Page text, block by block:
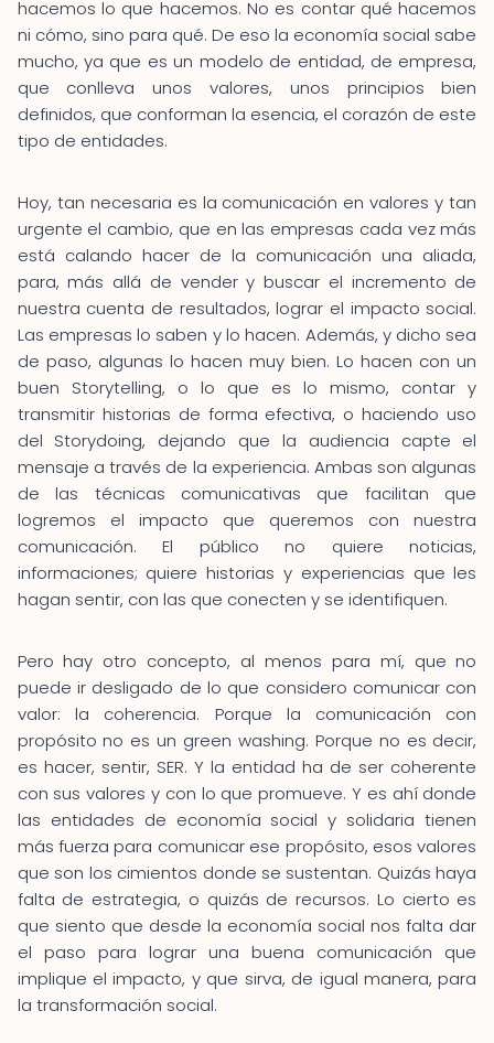
hacemos lo que hacemos. No es contar qué hacemos
ni cómo, sino para qué. De eso la economía social sabe
mucho, ya que es un modelo de entidad, de empresa,
que conlleva unos valores, unos principios bien
definidos, que conforman la esencia, el corazón de este
tipo de entidades.
Hoy, tan necesaria es la comunicación en valores y tan
urgente el cambio, que en las empresas cada vez más
está calando hacer de la comunicación una aliada,
para, más allá de vender y buscar el incremento de
nuestra cuenta de resultados, lograr el impacto social.
Las empresas lo saben y lo hacen. Además, y dicho sea
de paso, algunas lo hacen muy bien. Lo hacen con un
buen Storytelling, o lo que es lo mismo, contar y
transmitir historias de forma efectiva, o haciendo uso
del Storydoing, dejando que la audiencia capte el
mensaje a través de la experiencia. Ambas son algunas
de las técnicas comunicativas que facilitan que
logremos el impacto que queremos con nuestra
comunicación. El público no quiere noticias,
informaciones; quiere historias y experiencias que les
hagan sentir, con las que conecten y se identifiquen.
Pero hay otro concepto, al menos para mí, que no
puede ir desligado de lo que considero comunicar con
valor: la coherencia. Porque la comunicación con
propósito no es un green washing. Porque no es decir,
es hacer, sentir, SER. Y la entidad ha de ser coherente
con sus valores y con lo que promueve. Y es ahí donde
las entidades de economía social y solidaria tienen
más fuerza para comunicar ese propósito, esos valores
que son los cimientos donde se sustentan. Quizás haya
falta de estrategia, o quizás de recursos. Lo cierto es
que siento que desde la economía social nos falta dar
el paso para lograr una buena comunicación que
implique el impacto, y que sirva, de igual manera, para
la transformación social.